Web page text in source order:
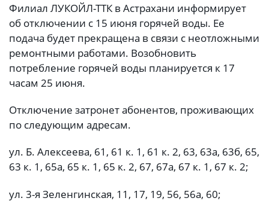
Филиал ЛУКОЙЛ-ТТК в Астрахани информирует
об отключении с 15 июня горячей воды. Ее
подача будет прекращена в связи с неотложными
ремонтными работами. Возобновить
потребление горячей воды планируется к 17
часам 25 июня.
Отключение затронет абонентов, проживающих
по следующим адресам.
ул. Б. Алексеева, 61, 61 к. 1, 61 к. 2, 63, 63а, 63б, 65,
63 к. 1, 65а, 65 к. 1, 65 к. 2, 67, 67а, 67 к. 1, 67 к. 2;
ул. 3-я Зеленгинская, 11, 17, 19, 56, 56а, 60;